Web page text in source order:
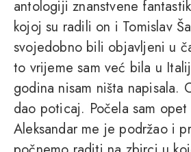
antologiji znanstvene
kojoj su radili on i Tomislav
svojedobno bili objavljeni u
to vrijeme sam već bila u
godina nisam ništa napisala.
dao poticaj. Počela sam
Aleksandar me je podržao i